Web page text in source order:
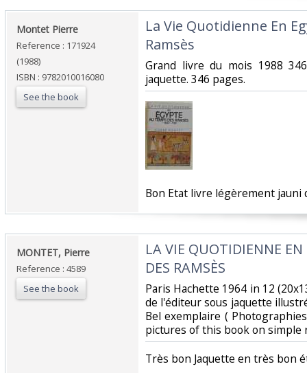
‎Montet Pierre‎
Reference : 171924
(1988)
ISBN : 9782010016080
See the book
‎La Vie Quotidienne En
Ramsès‎
‎Grand livre du mois 1988
jaquette. 346 pages.‎
‎Bon Etat livre légèrement jauni
‎MONTET, Pierre ‎
Reference : 4589
See the book
‎LA VIE QUOTIDIENNE
DES RAMSÈS ‎
‎Paris Hachette 1964 in 12
de l'éditeur sous jaquette
Bel exemplaire (
pictures of this book on simple
‎Très bon Jaquette en très bon